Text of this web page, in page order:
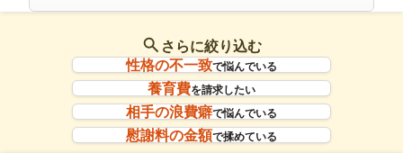
さらに絞り込む
性格の不一致で悩んでいる
養育費を請求したい
相手の浪費癖で悩んでいる
慰謝料の金額で揉めている